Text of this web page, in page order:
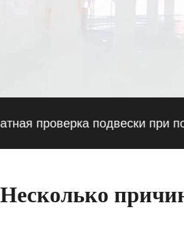
подвески при
Несколько